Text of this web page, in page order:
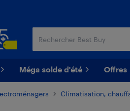
Méga solde d'été Offres
Climatisation,